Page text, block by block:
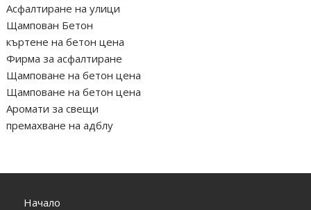
Асфалтиране на улици
Щампован Бетон
къртене на бетон цена
Фирма за асфалтиране
Щамповане на бетон цена
Щамповане на бетон цена
Аромати за свещи
премахване на адблу
Начало